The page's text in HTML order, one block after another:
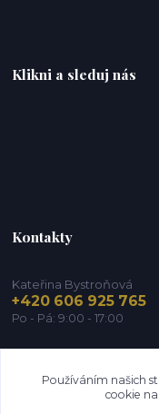
Klikni a sleduj nás
Kontakty
Kateřina Bystroňová
+420 606 925 765
Po - Pá: 9:00 - 17:00
Používáním našich
cookie